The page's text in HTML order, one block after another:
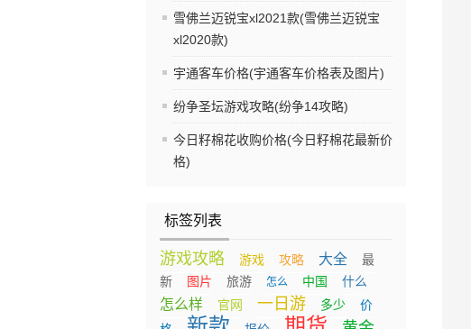
雪佛兰迈锐宝xl2021款(雪佛兰迈锐宝
xl2020款)
宇通客车价格(宇通客车价格表及图片)
纷争圣坛游戏攻略(纷争14攻略)
今日籽棉花收购价格(今日籽棉花最新价
格)
标签列表
游戏攻略 游戏 攻略 大全
最
新
图片 旅游 怎么 中国 什么
怎么样 官网 一日游 多少
价